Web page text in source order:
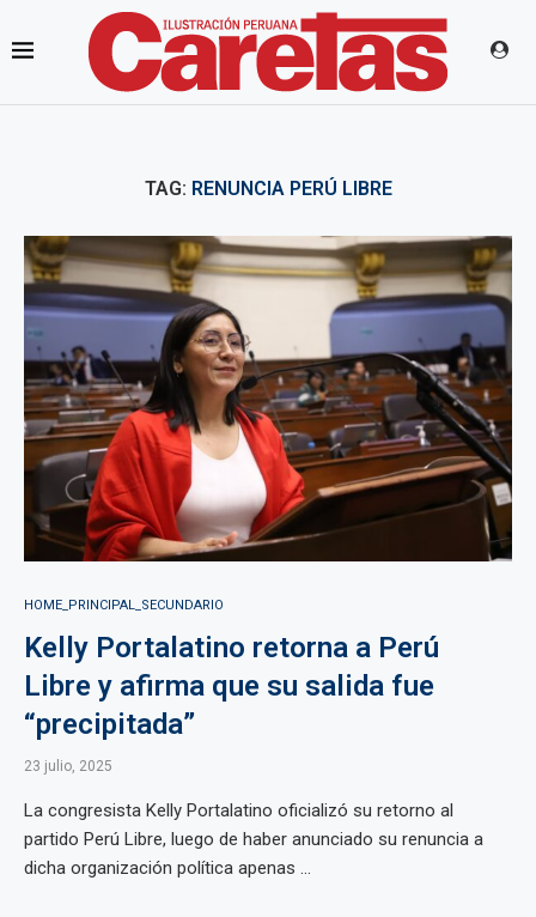
TAG: RENUNCIA PERÚ LIBRE
HOME_PRINCIPAL_SECUNDARIO
Kelly Portalatino retorna a Perú
Libre y afirma que su salida fue
“precipitada”
23 julio, 2025
La congresista Kelly Portalatino oficializó su retorno al
partido Perú Libre, luego de haber anunciado su renuncia a
dicha organización política apenas ...